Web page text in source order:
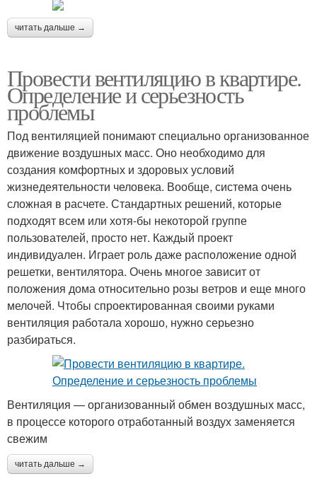
читать дальше →
Провести вентиляцию в квартире.
Определение и серьезность
проблемы
Под вентиляцией понимают специально организованное
движение воздушных масс. Оно необходимо для
создания комфортных и здоровых условий
жизнедеятельности человека. Вообще, система очень
сложная в расчете. Стандартных решений, которые
подходят всем или хотя-бы некоторой группе
пользователей, просто нет. Каждый проект
индивидуален. Играет роль даже расположение одной
решетки, вентилятора. Очень многое зависит от
положения дома относительно розы ветров и еще много
мелочей. Чтобы спроектированная своими руками
вентиляция работала хорошо, нужно серьезно
разбираться.
Вентиляция — организованный обмен воздушных масс,
в процессе которого отработанный воздух заменяется
свежим
читать дальше →